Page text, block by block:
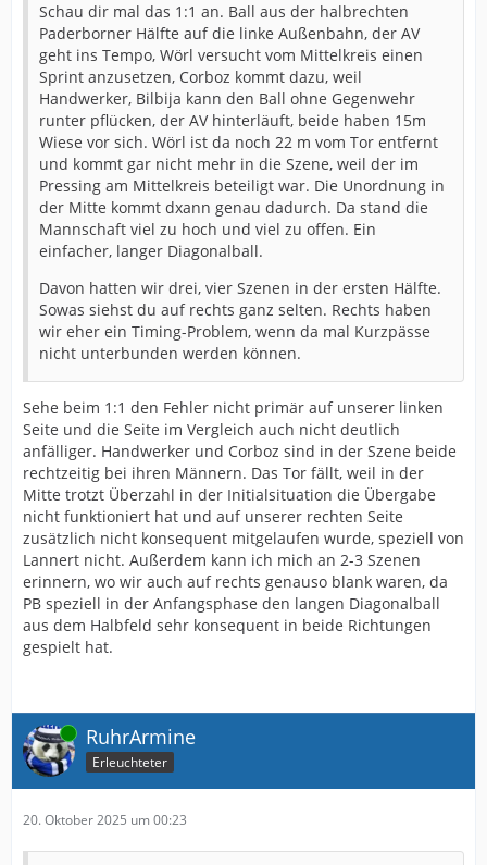
Schau dir mal das 1:1 an. Ball aus der halbrechten
Paderborner Hälfte auf die linke Außenbahn, der AV
geht ins Tempo, Wörl versucht vom Mittelkreis einen
Sprint anzusetzen, Corboz kommt dazu, weil
Handwerker, Bilbija kann den Ball ohne Gegenwehr
runter pflücken, der AV hinterläuft, beide haben 15m
Wiese vor sich. Wörl ist da noch 22 m vom Tor entfernt
und kommt gar nicht mehr in die Szene, weil der im
Pressing am Mittelkreis beteiligt war. Die Unordnung in
der Mitte kommt dxann genau dadurch. Da stand die
Mannschaft viel zu hoch und viel zu offen. Ein
einfacher, langer Diagonalball.
Davon hatten wir drei, vier Szenen in der ersten Hälfte.
Sowas siehst du auf rechts ganz selten. Rechts haben
wir eher ein Timing-Problem, wenn da mal Kurzpässe
nicht unterbunden werden können.
Sehe beim 1:1 den Fehler nicht primär auf unserer linken
Seite und die Seite im Vergleich auch nicht deutlich
anfälliger. Handwerker und Corboz sind in der Szene beide
rechtzeitig bei ihren Männern. Das Tor fällt, weil in der
Mitte trotzt Überzahl in der Initialsituation die Übergabe
nicht funktioniert hat und auf unserer rechten Seite
zusätzlich nicht konsequent mitgelaufen wurde, speziell von
Lannert nicht. Außerdem kann ich mich an 2-3 Szenen
erinnern, wo wir auch auf rechts genauso blank waren, da
PB speziell in der Anfangsphase den langen Diagonalball
aus dem Halbfeld sehr konsequent in beide Richtungen
gespielt hat.
Online RuhrArmine
Erleuchteter
20. Oktober 2025 um 00:23